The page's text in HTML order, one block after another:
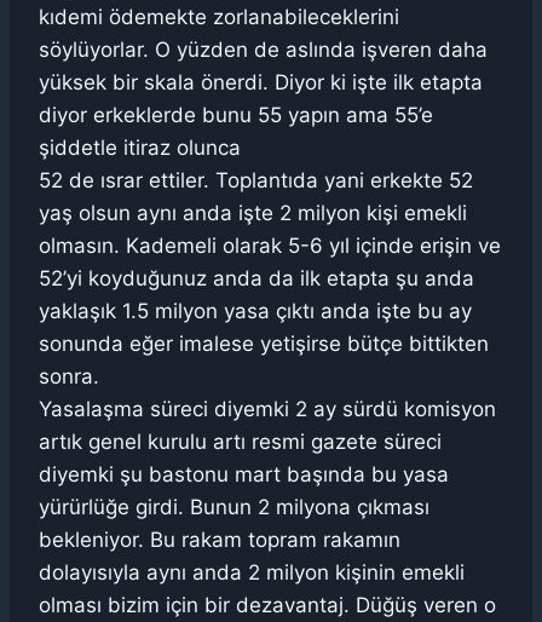
kıdemi ödemekte zorlanabileceklerini
söylüyorlar. O yüzden de aslında işveren daha
yüksek bir skala önerdi. Diyor ki işte ilk etapta
diyor erkeklerde bunu 55 yapın ama 55’e
şiddetle itiraz olunca
52 de ısrar ettiler. Toplantıda yani erkekte 52
yaş olsun aynı anda işte 2 milyon kişi emekli
olmasın. Kademeli olarak 5-6 yıl içinde erişin ve
52’yi koyduğunuz anda da ilk etapta şu anda
yaklaşık 1.5 milyon yasa çıktı anda işte bu ay
sonunda eğer imalese yetişirse bütçe bittikten
sonra.
Yasalaşma süreci diyemki 2 ay sürdü komisyon
artık genel kurulu artı resmi gazete süreci
diyemki şu bastonu mart başında bu yasa
yürürlüğe girdi. Bunun 2 milyona çıkması
bekleniyor. Bu rakam topram rakamın
dolayısıyla aynı anda 2 milyon kişinin emekli
olması bizim için bir dezavantaj. Düğüş veren o